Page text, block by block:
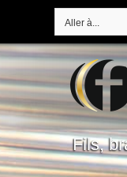
Aller à...
Fils,